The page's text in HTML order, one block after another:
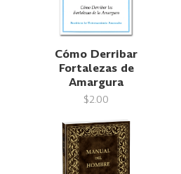
Cómo Derribar
Fortalezas de
Amargura
$2.00